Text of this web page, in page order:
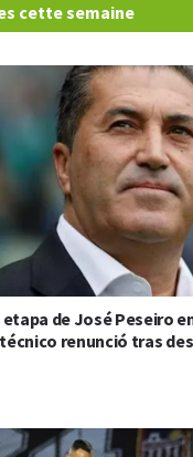
cette semaine
de José Peseiro
renunció tras